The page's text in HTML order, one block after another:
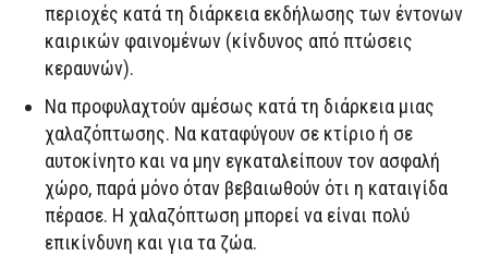
περιοχές κατά τη διάρκεια εκδήλωσης των έντονων
καιρικών φαινομένων (κίνδυνος από πτώσεις
κεραυνών).
Να προφυλαχτούν αμέσως κατά τη διάρκεια μιας
χαλαζόπτωσης. Να καταφύγουν σε κτίριο ή σε
αυτοκίνητο και να μην εγκαταλείπουν τον ασφαλή
χώρο, παρά μόνο όταν βεβαιωθούν ότι η καταιγίδα
πέρασε. Η χαλαζόπτωση μπορεί να είναι πολύ
επικίνδυνη και για τα ζώα.